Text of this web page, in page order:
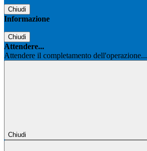
Chiudi
Informazione
Chiudi
Attendere...
Attendere il completamento dell'operazione...
Chiudi